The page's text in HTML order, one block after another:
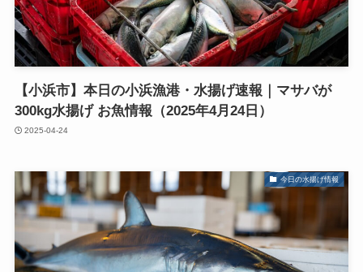
【小浜市】本日の小浜漁港・水揚げ速報｜マサバが
300kg水揚げ お魚情報（2025年4月24日）
2025-04-24
今日の水揚げ情報